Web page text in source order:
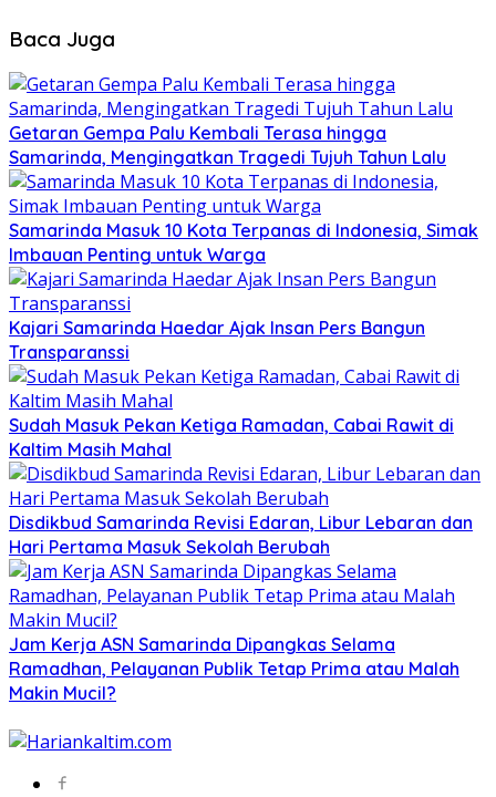
Baca Juga
Getaran Gempa Palu Kembali Terasa hingga
Samarinda, Mengingatkan Tragedi Tujuh Tahun Lalu
Samarinda Masuk 10 Kota Terpanas di Indonesia, Simak
Imbauan Penting untuk Warga
Kajari Samarinda Haedar Ajak Insan Pers Bangun
Transparanssi
Sudah Masuk Pekan Ketiga Ramadan, Cabai Rawit di
Kaltim Masih Mahal
Disdikbud Samarinda Revisi Edaran, Libur Lebaran dan
Hari Pertama Masuk Sekolah Berubah
Jam Kerja ASN Samarinda Dipangkas Selama
Ramadhan, Pelayanan Publik Tetap Prima atau Malah
Makin Mucil?